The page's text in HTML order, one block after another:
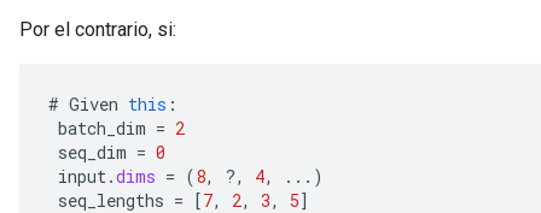
Por el contrario, si:
# Given this :
batch_dim = 2
seq_dim = 0
input.dims = (8, ?, 4,
...)
seq_lengths = [7, 2, 3, 5]